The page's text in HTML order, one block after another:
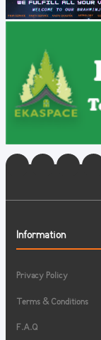
Information
Privacy Policy
Terms & Conditions
F.A.Q